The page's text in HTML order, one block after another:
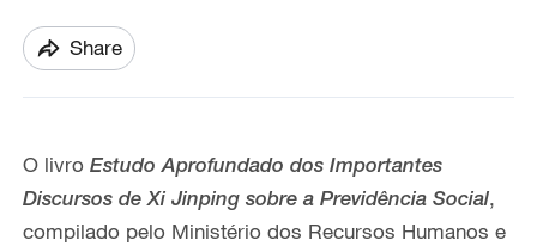
Share
O livro Estudo Aprofundado dos Importantes
Discursos de Xi Jinping sobre a Previdência Social,
compilado pelo Ministério dos Recursos Humanos e